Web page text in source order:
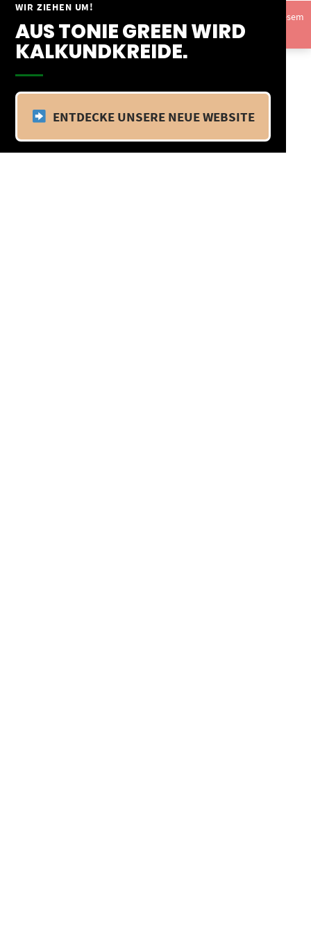
WIR ZIEHEN UM!
AUS TONIE GREEN WIRD
KALKUNDKREIDE.
ENTDECKE UNSERE NEUE WEBSITE
Springe
Inhalt
Vom 09.04.25 - 20.04.25 befinden wir uns im Betriebsurlaub. In diesem
Zeitraum findet kein Versand statt.Ausblenden